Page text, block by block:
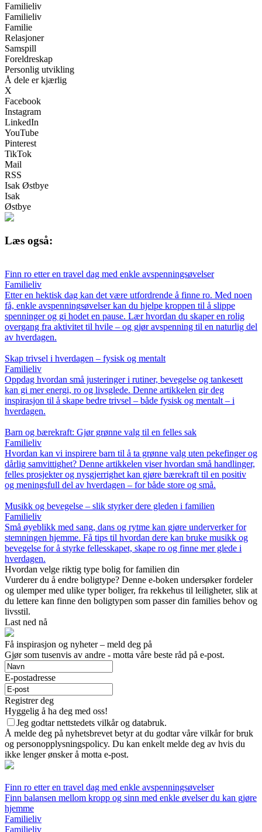
Familieliv
Familieliv
Familie
Relasjoner
Samspill
Foreldreskap
Personlig utvikling
Å dele er kjærlig
X
Facebook
Instagram
LinkedIn
YouTube
Pinterest
TikTok
Mail
RSS
Isak Østbye
Isak
Østbye
Læs også:
Finn ro etter en travel dag med enkle avspenningsøvelser
Familieliv
Etter en hektisk dag kan det være utfordrende å finne ro. Med noen
få, enkle avspenningsøvelser kan du hjelpe kroppen til å slippe
spenninger og gi hodet en pause. Lær hvordan du skaper en rolig
overgang fra aktivitet til hvile – og gjør avspenning til en naturlig del
av hverdagen.
Skap trivsel i hverdagen – fysisk og mentalt
Familieliv
Oppdag hvordan små justeringer i rutiner, bevegelse og tankesett
kan gi mer energi, ro og livsglede. Denne artikkelen gir deg
inspirasjon til å skape bedre trivsel – både fysisk og mentalt – i
hverdagen.
Barn og bærekraft: Gjør grønne valg til en felles sak
Familieliv
Hvordan kan vi inspirere barn til å ta grønne valg uten pekefinger og
dårlig samvittighet? Denne artikkelen viser hvordan små handlinger,
felles prosjekter og nysgjerrighet kan gjøre bærekraft til en positiv
og meningsfull del av hverdagen – for både store og små.
Musikk og bevegelse – slik styrker dere gleden i familien
Familieliv
Små øyeblikk med sang, dans og rytme kan gjøre underverker for
stemningen hjemme. Få tips til hvordan dere kan bruke musikk og
bevegelse for å styrke fellesskapet, skape ro og finne mer glede i
hverdagen.
Hvordan velge riktig type bolig for familien din
Vurderer du å endre boligtype? Denne e-boken undersøker fordeler
og ulemper med ulike typer boliger, fra rekkehus til leiligheter, slik at
du lettere kan finne den boligtypen som passer din families behov og
livsstil.
Last ned nå
Få inspirasjon og nyheter – meld deg på
Gjør som tusenvis av andre - motta våre beste råd på e-post.
E-postadresse
Registrer deg
Hyggelig å ha deg med oss!
Jeg godtar nettstedets vilkår og databruk.
Å melde deg på nyhetsbrevet betyr at du godtar våre vilkår for bruk
og personopplysningspolicy. Du kan enkelt melde deg av hvis du
ikke lenger ønsker å motta e-post.
Finn ro etter en travel dag med enkle avspenningsøvelser
Finn balansen mellom kropp og sinn med enkle øvelser du kan gjøre
hjemme
Familieliv
Familieliv